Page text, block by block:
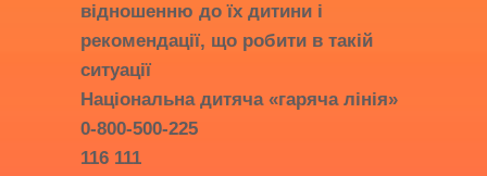
відношенню до їх дитини і
рекомендації, що робити в такій
ситуації
Національна дитяча «гаряча лінія»
0-800-500-225
116 111